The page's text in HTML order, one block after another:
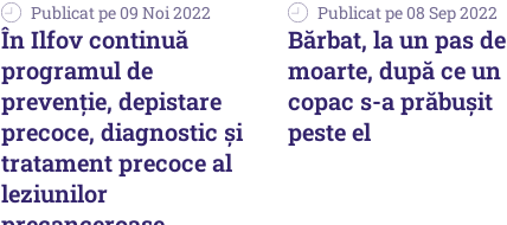
Publicat pe 09 Noi 2022
În Ilfov continuă
programul de
prevenție, depistare
precoce, diagnostic și
tratament precoce al
leziunilor
Publicat pe 08 Sep 2022
Bărbat, la un pas de
moarte, după ce un
copac s-a prăbușit
peste el